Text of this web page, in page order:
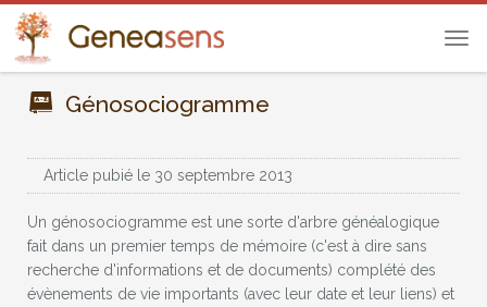
Génosociogramme
Article pubié le 30 septembre 2013
Un génosociogramme est une sorte d'arbre généalogique
fait dans un premier temps de mémoire (c'est à dire sans
recherche d'informations et de documents) complété des
évènements de vie importants (avec leur date et leur liens) et